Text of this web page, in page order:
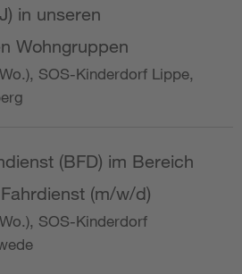
in unseren
Wohngruppen
SOS-Kinderdorf Lippe,
(BFD) im Bereich
(m/w/d)
SOS-Kinderdorf